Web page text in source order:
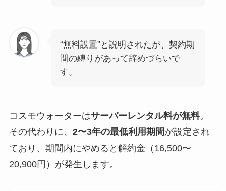
“無料設置”と説明されたが、契約期
間の縛りがあって辞めづらいで
す。
コスモウォーターはサーバーレンタル料が無料。
その代わりに、 2〜3年の最低利用期間が設定され
ており、期間内にやめると解約金（16,500〜
20,900円）が発生します。